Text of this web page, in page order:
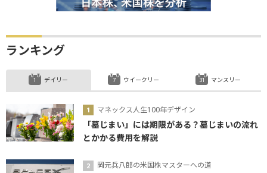
ランキング
デイリー
マネックス人生100年デザイン
「墓じまい」には期限がある？墓じまいの流れ
とかかる費用を解説
岡元兵八郎の米国株マスターへの道
ウイークリー マンスリー